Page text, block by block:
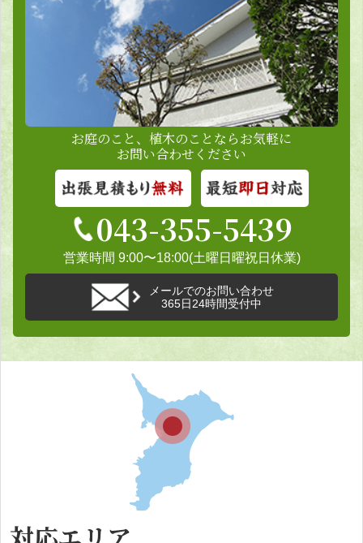
お庭のこと、植木のことならお気軽に
お問い合わせください
043-355-5439
営業時間 9:00〜18:00(土曜日曜祝日休業)
メールでのお問い合わせ
365日24時間受付中